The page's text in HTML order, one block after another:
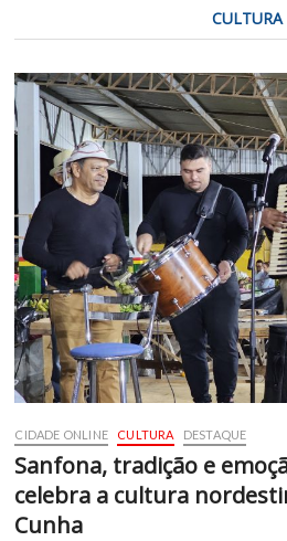
CULTURA
CIDADE ONLINE CULTURA DESTAQUE
Sanfona, tradição e
celebra a cultura
Cunha